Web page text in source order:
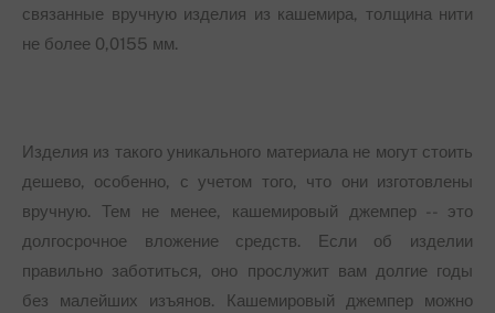
связанные вручную изделия из кашемира, толщина нити
не более 0,0155 мм.
Изделия из такого уникального материала не могут стоить
дешево, особенно, с учетом того, что они изготовлены
вручную. Тем не менее, кашемировый джемпер -- это
долгосрочное вложение средств. Если об изделии
правильно заботиться, оно прослужит вам долгие годы
без малейших изъянов. Кашемировый джемпер можно